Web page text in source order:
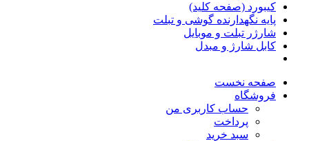
کیبورد (صفحه کلید)
پایه نگهدارنده گوشی و تبلت
شارژر تبلت و موبایل
کابل شارژ و مبدل
صفحه نخست
فروشگاه
حساب کاربری من
پرداخت
سبد خرید